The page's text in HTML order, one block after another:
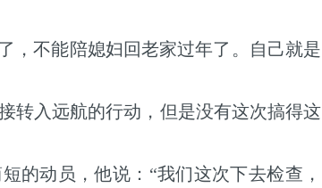
，不能陪媳妇回老家过年了。自己就是
转入远航的行动，但是没有这次搞得这
的动员，他说：“我们这次下去检查，